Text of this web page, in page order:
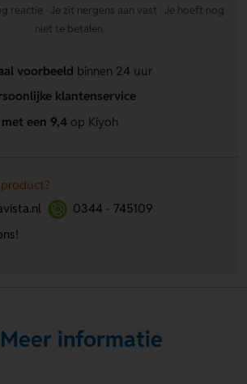
reactie · Je zit nergens aan vast · Je hoeft nog
niet te betalen
voorbeeldbinnen 24 uur
klantenservice
een 9,4op Kiyoh
0344 - 745109
Meer informatie